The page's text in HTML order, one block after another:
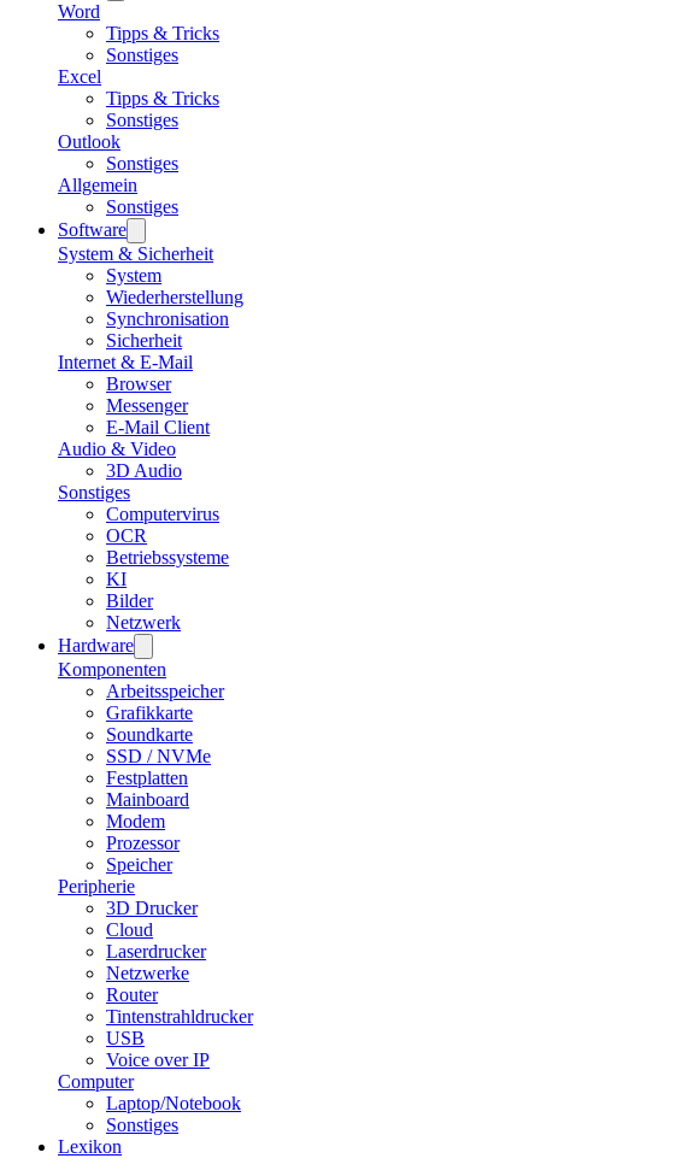
Word
Tipps & Tricks
Sonstiges
Excel
Tipps & Tricks
Sonstiges
Outlook
Sonstiges
Allgemein
Sonstiges
Software
System & Sicherheit
System
Wiederherstellung
Synchronisation
Sicherheit
Internet & E-Mail
Browser
Messenger
E-Mail Client
Audio & Video
3D Audio
Sonstiges
Computervirus
OCR
Betriebssysteme
KI
Bilder
Netzwerk
Hardware
Komponenten
Arbeitsspeicher
Grafikkarte
Soundkarte
SSD / NVMe
Festplatten
Mainboard
Modem
Prozessor
Speicher
Peripherie
3D Drucker
Cloud
Laserdrucker
Netzwerke
Router
Tintenstrahldrucker
USB
Voice over IP
Computer
Laptop/Notebook
Sonstiges
Lexikon